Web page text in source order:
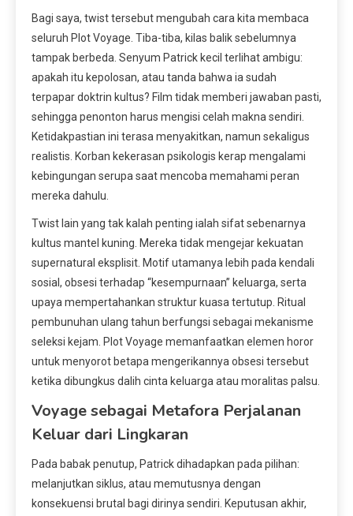
Bagi saya, twist tersebut mengubah cara kita membaca
seluruh Plot Voyage. Tiba-tiba, kilas balik sebelumnya
tampak berbeda. Senyum Patrick kecil terlihat ambigu:
apakah itu kepolosan, atau tanda bahwa ia sudah
terpapar doktrin kultus? Film tidak memberi jawaban pasti,
sehingga penonton harus mengisi celah makna sendiri.
Ketidakpastian ini terasa menyakitkan, namun sekaligus
realistis. Korban kekerasan psikologis kerap mengalami
kebingungan serupa saat mencoba memahami peran
mereka dahulu.
Twist lain yang tak kalah penting ialah sifat sebenarnya
kultus mantel kuning. Mereka tidak mengejar kekuatan
supernatural eksplisit. Motif utamanya lebih pada kendali
sosial, obsesi terhadap “kesempurnaan” keluarga, serta
upaya mempertahankan struktur kuasa tertutup. Ritual
pembunuhan ulang tahun berfungsi sebagai mekanisme
seleksi kejam. Plot Voyage memanfaatkan elemen horor
untuk menyorot betapa mengerikannya obsesi tersebut
ketika dibungkus dalih cinta keluarga atau moralitas palsu.
Voyage sebagai Metafora Perjalanan
Keluar dari Lingkaran
Pada babak penutup, Patrick dihadapkan pada pilihan:
melanjutkan siklus, atau memutusnya dengan
konsekuensi brutal bagi dirinya sendiri. Keputusan akhir,